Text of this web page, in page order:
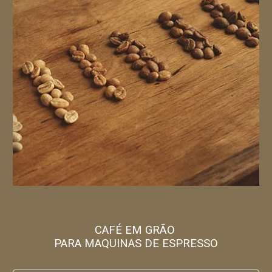
CAFÉ EM GRÃO
PARA MAQUINAS DE ESPRESSO